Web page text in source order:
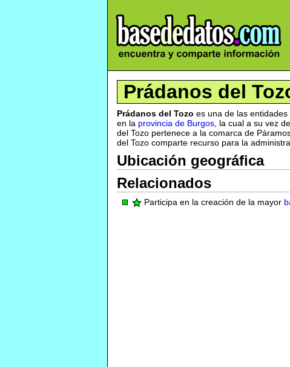
Prádanos del
Prádanos del Tozo es una de las
en la provincia de Burgos , la cual a su vez
del Tozo pertenece a la comarca de
del Tozo comparte recurso para la
Ubicación geográfica
Relacionados
Participa en la creación de la mayor